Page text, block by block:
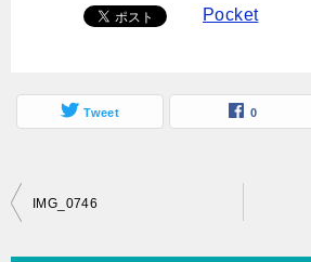
Pocket
Tweet 0
投
IMG_0746